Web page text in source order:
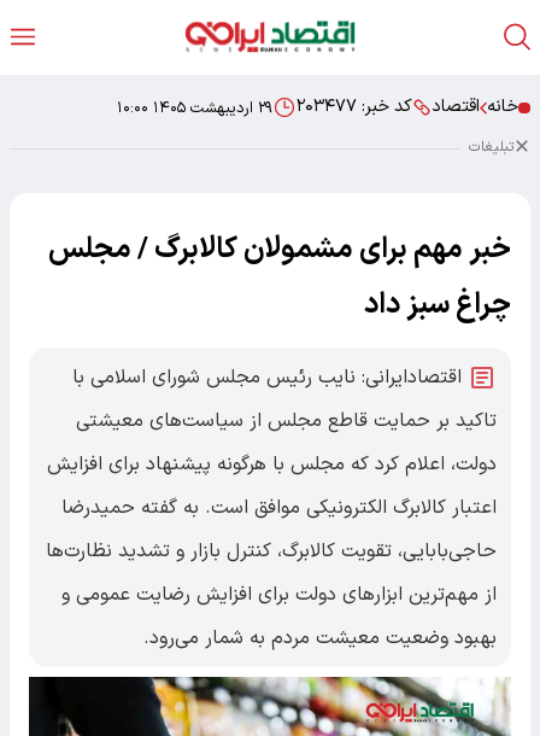
خانه اقتصاد کد خبر: ۲۰۳۴۷۷ ۲۹ اردیبهشت ۱۴۰۵ ۱۰:۰۰
تبلیغات
خبر مهم برای مشمولان کالابرگ / مجلس
چراغ سبز داد
اقتصادایرانی: نایب رئیس مجلس شورای اسلامی با
تاکید بر حمایت قاطع مجلس از سیاست‌های معیشتی
دولت، اعلام کرد که مجلس با هرگونه پیشنهاد برای افزایش
اعتبار کالابرگ الکترونیکی موافق است. به گفته حمیدرضا
حاجی‌بابایی، تقویت کالابرگ، کنترل بازار و تشدید نظارت‌ها
از مهم‌ترین ابزارهای دولت برای افزایش رضایت عمومی و
بهبود وضعیت معیشت مردم به شمار می‌رود.